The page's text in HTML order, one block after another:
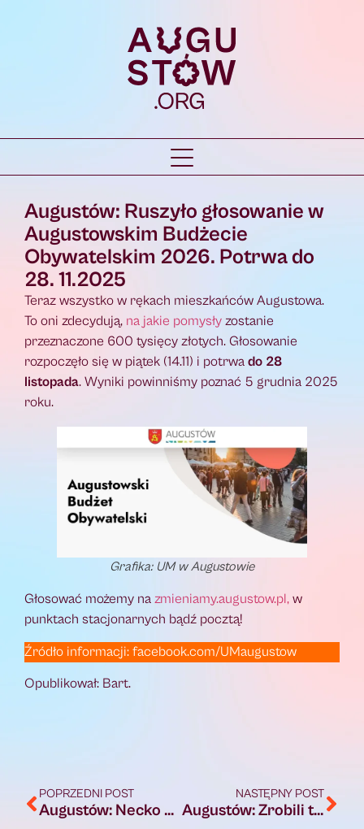
Augustów: Ruszyło głosowanie w
Augustowskim Budżecie
Obywatelskim 2026. Potrwa do
28. 11.2025
Teraz wszystko w rękach mieszkańców Augustowa.
To oni zdecydują, na jakie pomysły zostanie
przeznaczone 600 tysięcy złotych. Głosowanie
rozpoczęło się w piątek (14.11) i potrwa do 28
listopada. Wyniki powinniśmy poznać 5 grudnia 2025
roku.
Grafika: UM w Augustowie
Głosować możemy na zmieniamy.augustow.pl, w
punktach stacjonarnych bądź pocztą!
Źródło informacji: facebook.com/UMaugustow
Opublikował: Bart.
POPRZEDNI POST
Augustów: Necko ponownie w trasie. Tym razem Bielsko-Biała
NASTĘPNY POST
Augustów: Zrobili to! Necko Augustów z pierwszym wyjazdowym zwycięstwem!